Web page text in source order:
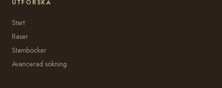
UTFORSKA
Start
Raser
Stamböcker
Avancerad sökning